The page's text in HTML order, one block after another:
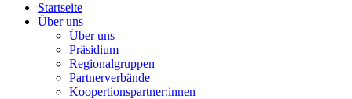
Startseite
Über uns
Über uns
Präsidium
Regionalgruppen
Partnerverbände
Koopertionspartner:innen